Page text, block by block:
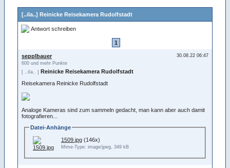
[..iIa..] Reinicke Reisekamera Rudolfstadt
Antwort schreiben
1
30.08.22 06:47
sepplbauer
600 und mehr Punkte
[ ..iIa.. ] Reinicke Reisekamera Rudolfstadt
Reisekamera Reinicke Rudolfstadt
Analoge Kameras sind zum sammeln gedacht, man kann aber auch damit
fotografieren...
Datei-Anhänge
1509.jpg (146x)
Mime-Type: image/jpeg, 349 kB